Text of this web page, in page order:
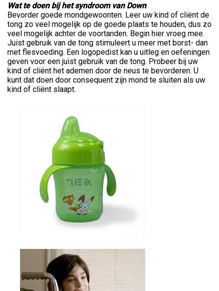
Wat te doen bij het syndroom van Down
Bevorder goede mondgewoonten. Leer uw kind of cliënt de
tong zo veel mogelijk op de goede plaats te houden, dus zo
veel mogelijk achter de voortanden. Begin hier vroeg mee.
Juist gebruik van de tong stimuleert u meer met borst- dan
met flesvoeding. Een logopedist kan u uitleg en oefeningen
geven voor een juist gebruik van de tong. Probeer bij uw
kind of cliënt het ademen door de neus te bevorderen. U
kunt dat doen door consequent zijn mond te sluiten als uw
kind of cliënt slaapt.